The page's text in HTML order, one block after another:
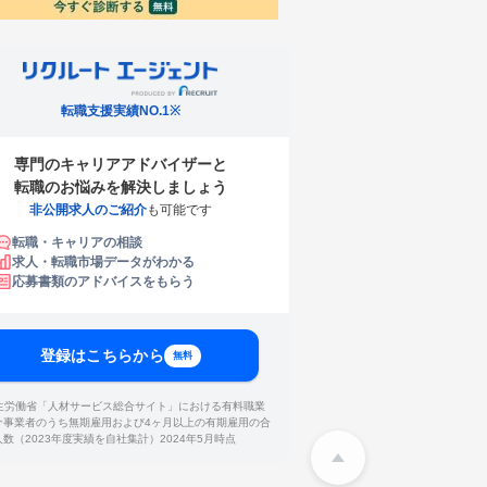
転職支援実績NO.1※
専門のキャリアアドバイザーと
転職のお悩みを解決しましょう
非公開求人のご紹介も可能です
転職・キャリアの相談
求人・転職市場データがわかる
応募書類のアドバイスをもらう
登録はこちらから 無料
働省「人材サービス総合サイト」における有料職業
事業者のうち無期雇用および4ヶ月以上の有期雇用の合
数（2023年度実績を自社集計）2024年5月時点